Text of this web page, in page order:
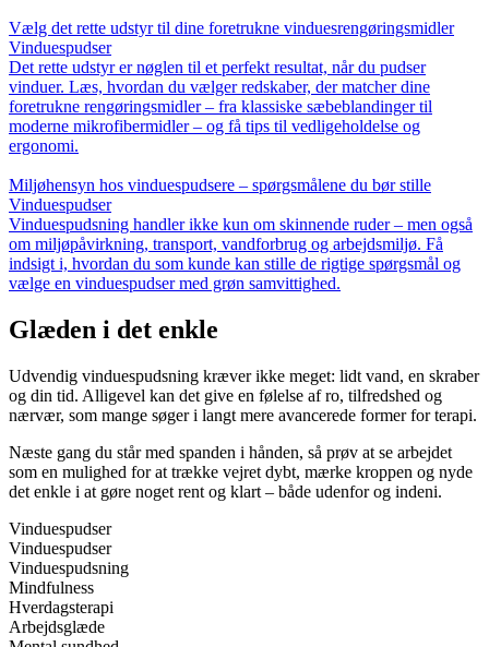
Vælg det rette udstyr til dine foretrukne vinduesrengøringsmidler
Vinduespudser
Det rette udstyr er nøglen til et perfekt resultat, når du pudser
vinduer. Læs, hvordan du vælger redskaber, der matcher dine
foretrukne rengøringsmidler – fra klassiske sæbeblandinger til
moderne mikrofibermidler – og få tips til vedligeholdelse og
ergonomi.
Miljøhensyn hos vinduespudsere – spørgsmålene du bør stille
Vinduespudser
Vinduespudsning handler ikke kun om skinnende ruder – men også
om miljøpåvirkning, transport, vandforbrug og arbejdsmiljø. Få
indsigt i, hvordan du som kunde kan stille de rigtige spørgsmål og
vælge en vinduespudser med grøn samvittighed.
Glæden i det enkle
Udvendig vinduespudsning kræver ikke meget: lidt vand, en skraber
og din tid. Alligevel kan det give en følelse af ro, tilfredshed og
nærvær, som mange søger i langt mere avancerede former for terapi.
Næste gang du står med spanden i hånden, så prøv at se arbejdet
som en mulighed for at trække vejret dybt, mærke kroppen og nyde
det enkle i at gøre noget rent og klart – både udenfor og indeni.
Vinduespudser
Vinduespudser
Vinduespudsning
Mindfulness
Hverdagsterapi
Arbejdsglæde